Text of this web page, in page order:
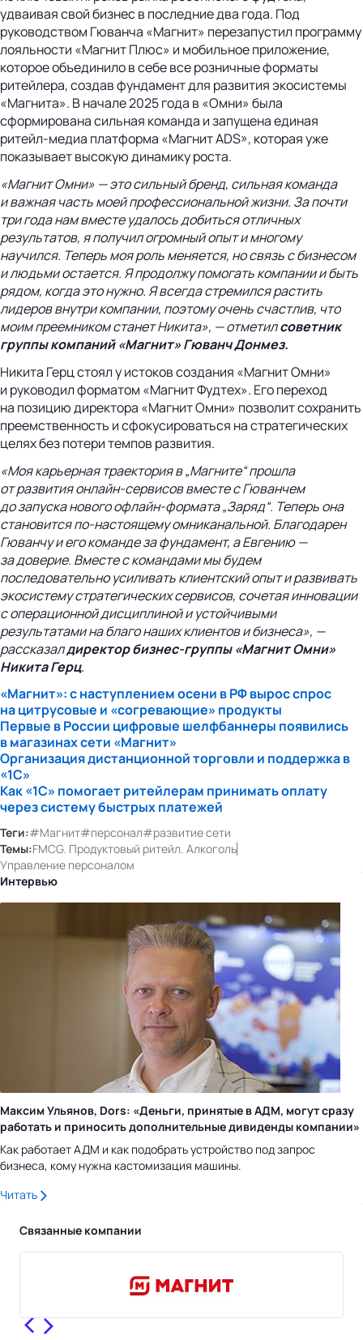
удваивая свой бизнес в последние два года. Под
руководством Гюванча «Магнит» перезапустил программу
лояльности «Магнит Плюс» и мобильное приложение,
которое объединило в себе все розничные форматы
ритейлера, создав фундамент для развития экосистемы
«Магнита». В начале 2025 года в «Омни» была
сформирована сильная команда и запущена единая
ритейл-медиа платформа «Магнит ADS», которая уже
показывает высокую динамику роста.
«Магнит Омни» — это сильный бренд, сильная команда
и важная часть моей профессиональной жизни. За почти
три года нам вместе удалось добиться отличных
результатов, я получил огромный опыт и многому
научился. Теперь моя роль меняется, но связь с бизнесом
и людьми остается. Я продолжу помогать компании и быть
рядом, когда это нужно. Я всегда стремился растить
лидеров внутри компании, поэтому очень счастлив, что
моим преемником станет Никита», — отметилсоветник
группы компаний «Магнит» Гюванч Донмез.
Никита Герц стоял у истоков создания «Магнит Омни»
и руководил форматом «Магнит Фудтех». Его переход
на позицию директора «Магнит Омни» позволит сохранить
преемственность и сфокусироваться на стратегических
целях без потери темпов развития.
«Моя карьерная траектория в „Магните“ прошла
от развитияонлайн-сервисоввместе с Гюванчем
до запуска новогоофлайн-формата„Заряд“. Теперь она
становитсяпо-настоящемуомниканальной. Благодарен
Гюванчу и его команде за фундамент, а Евгению —
за доверие. Вместе с командами мы будем
последовательно усиливать клиентский опыт и развивать
экосистему стратегических сервисов, сочетая инновации
с операционной дисциплиной и устойчивыми
результатами на благо наших клиентов и бизнеса», —
рассказалдиректорбизнес-группы«Магнит Омни»
Никита Герц.
«Магнит»: с наступлением осени в РФ вырос спрос
на цитрусовые и «согревающие» продукты
Первые в России цифровые шелфбаннеры появились
в магазинах сети «Магнит»
Организация дистанционной торговли и поддержка в
«1С»
Как «1С» помогает ритейлерам принимать оплату
через систему быстрых платежей
Теги:#Магнит#персонал#развитие сети
Темы:FMCG. Продуктовый ритейл. Алкоголь
Управление персоналом
Интервью
Максим Ульянов, Dors: «Деньги, принятые в АДМ, могут сразу
работать и приносить дополнительные дивиденды компании»
Как работает АДМ и как подобрать устройство под запрос
бизнеса, кому нужна кастомизация машины.
Читать
Связанные компании